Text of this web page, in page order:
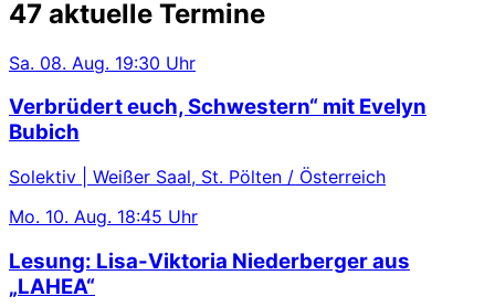
47 aktuelle Termine
Sa. 08. Aug. 19:30 Uhr
Verbrüdert euch, Schwestern“ mit Evelyn
Bubich
Solektiv | Weißer Saal, St. Pölten / Österreich
Mo. 10. Aug. 18:45 Uhr
Lesung: Lisa-Viktoria Niederberger aus
„LAHEA“